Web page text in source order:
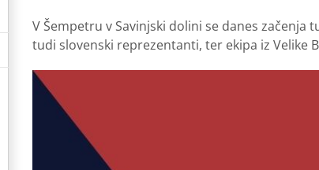
V Šempetru v Savinjski dolini se danes
tudi slovenski reprezentanti, ter ekipa iz Velike